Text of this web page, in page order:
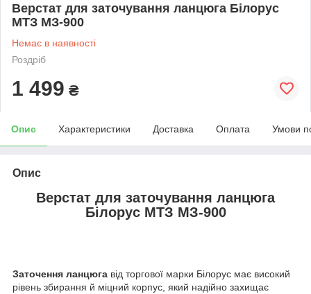
Верстат для заточування ланцюга Білорус
МТЗ МЗ-900
Немає в наявності
Роздріб
1 499 ₴
Опис Характеристики Доставка Оплата Умови
Опис
Верстат для заточування ланцюга
Білорус МТЗ МЗ-900
Заточення ланцюга від торгової марки Білорус має високий
рівень збирання й міцний корпус, який надійно захищає